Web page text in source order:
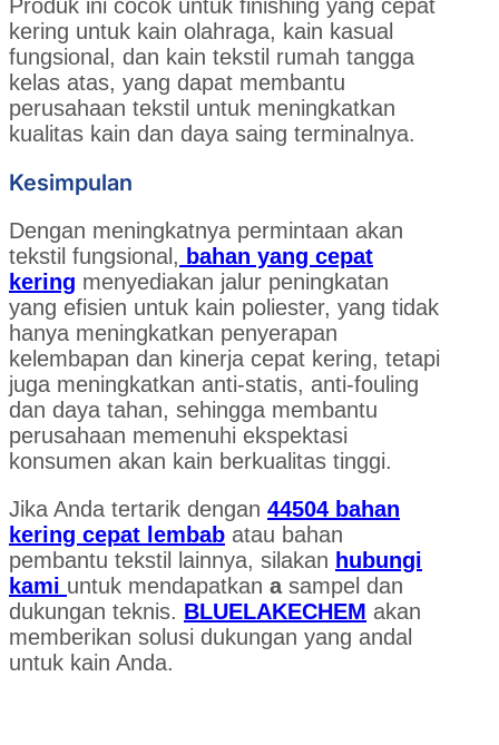
Produk ini cocok untuk finishing yang cepat
kering untuk kain olahraga, kain kasual
fungsional, dan kain tekstil rumah tangga
kelas atas, yang dapat membantu
perusahaan tekstil untuk meningkatkan
kualitas kain dan daya saing terminalnya.
Kesimpulan
Dengan meningkatnya permintaan akan
tekstil fungsional, bahan yang cepat
kering menyediakan jalur peningkatan
yang efisien untuk kain poliester, yang tidak
hanya meningkatkan penyerapan
kelembapan dan kinerja cepat kering, tetapi
juga meningkatkan anti-statis, anti-fouling
dan daya tahan, sehingga membantu
perusahaan memenuhi ekspektasi
konsumen akan kain berkualitas tinggi.
Jika Anda tertarik dengan 44504 bahan
kering cepat lembab atau bahan
pembantu tekstil lainnya, silakan hubungi
kami untuk mendapatkan a sampel dan
dukungan teknis. BLUELAKECHEM akan
memberikan solusi dukungan yang andal
untuk kain Anda.